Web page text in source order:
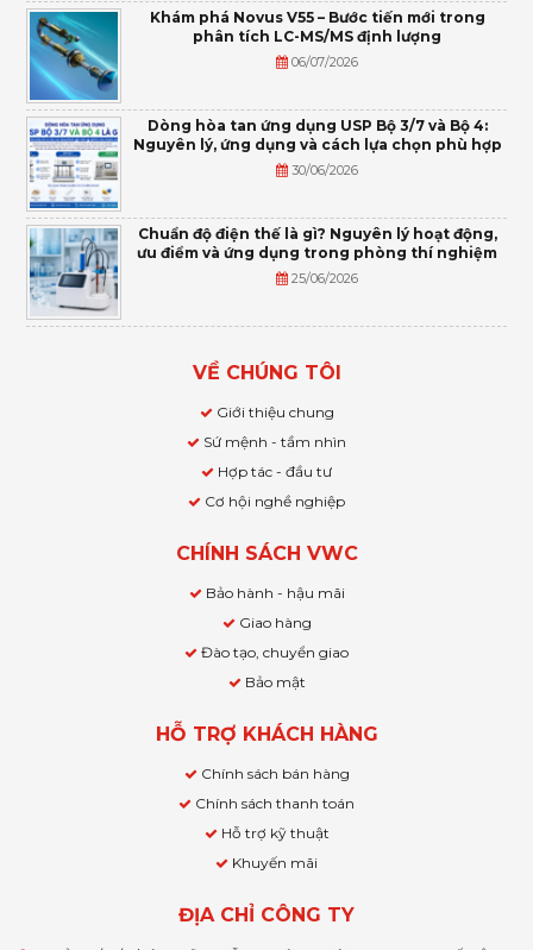
Khám phá Novus V55 – Bước tiến mới trong
phân tích LC-MS/MS định lượng
06/07/2026
Dòng hòa tan ứng dụng USP Bộ 3/7 và Bộ 4:
Nguyên lý, ứng dụng và cách lựa chọn phù hợp
30/06/2026
Chuẩn độ điện thế là gì? Nguyên lý hoạt động,
ưu điểm và ứng dụng trong phòng thí nghiệm
25/06/2026
VỀ CHÚNG TÔI
Giới thiệu chung
Sứ mệnh - tầm nhìn
Hợp tác - đầu tư
Cơ hội nghề nghiệp
CHÍNH SÁCH VWC
Bảo hành - hậu mãi
Giao hàng
Đào tạo, chuyển giao
Bảo mật
HỖ TRỢ KHÁCH HÀNG
Chính sách bán hàng
Chính sách thanh toán
Hỗ trợ kỹ thuật
Khuyến mãi
ĐỊA CHỈ CÔNG TY